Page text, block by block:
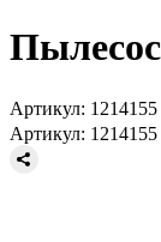
Артикул: 1214155
Артикул: 1214155